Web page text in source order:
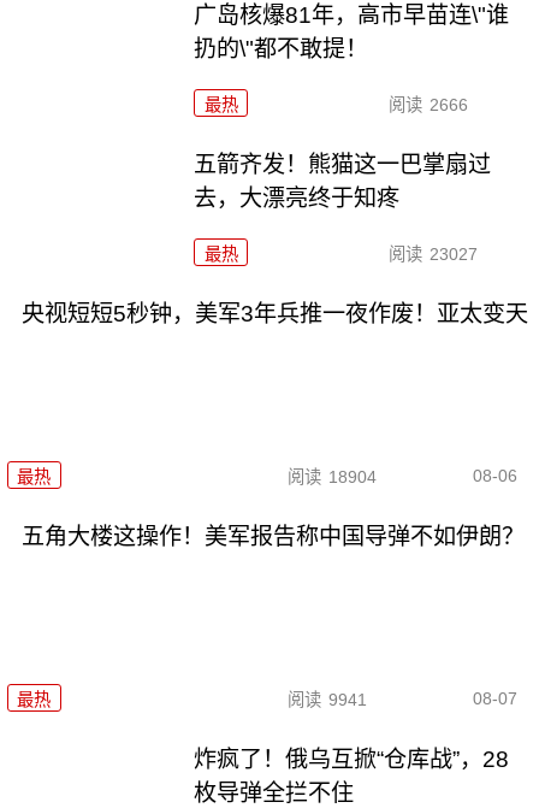
广岛核爆81年，高市早苗连\"谁
扔的\"都不敢提！
最热 阅读 2666
五箭齐发！熊猫这一巴掌扇过
去，大漂亮终于知疼
最热 阅读 23027
央视短短5秒钟，美军3年兵推一夜作废！亚太变天
最热 阅读 18904 08-06
五角大楼这操作！美军报告称中国导弹不如伊朗？
最热 阅读 9941 08-07
炸疯了！俄乌互掀“仓库战”，28
枚导弹全拦不住